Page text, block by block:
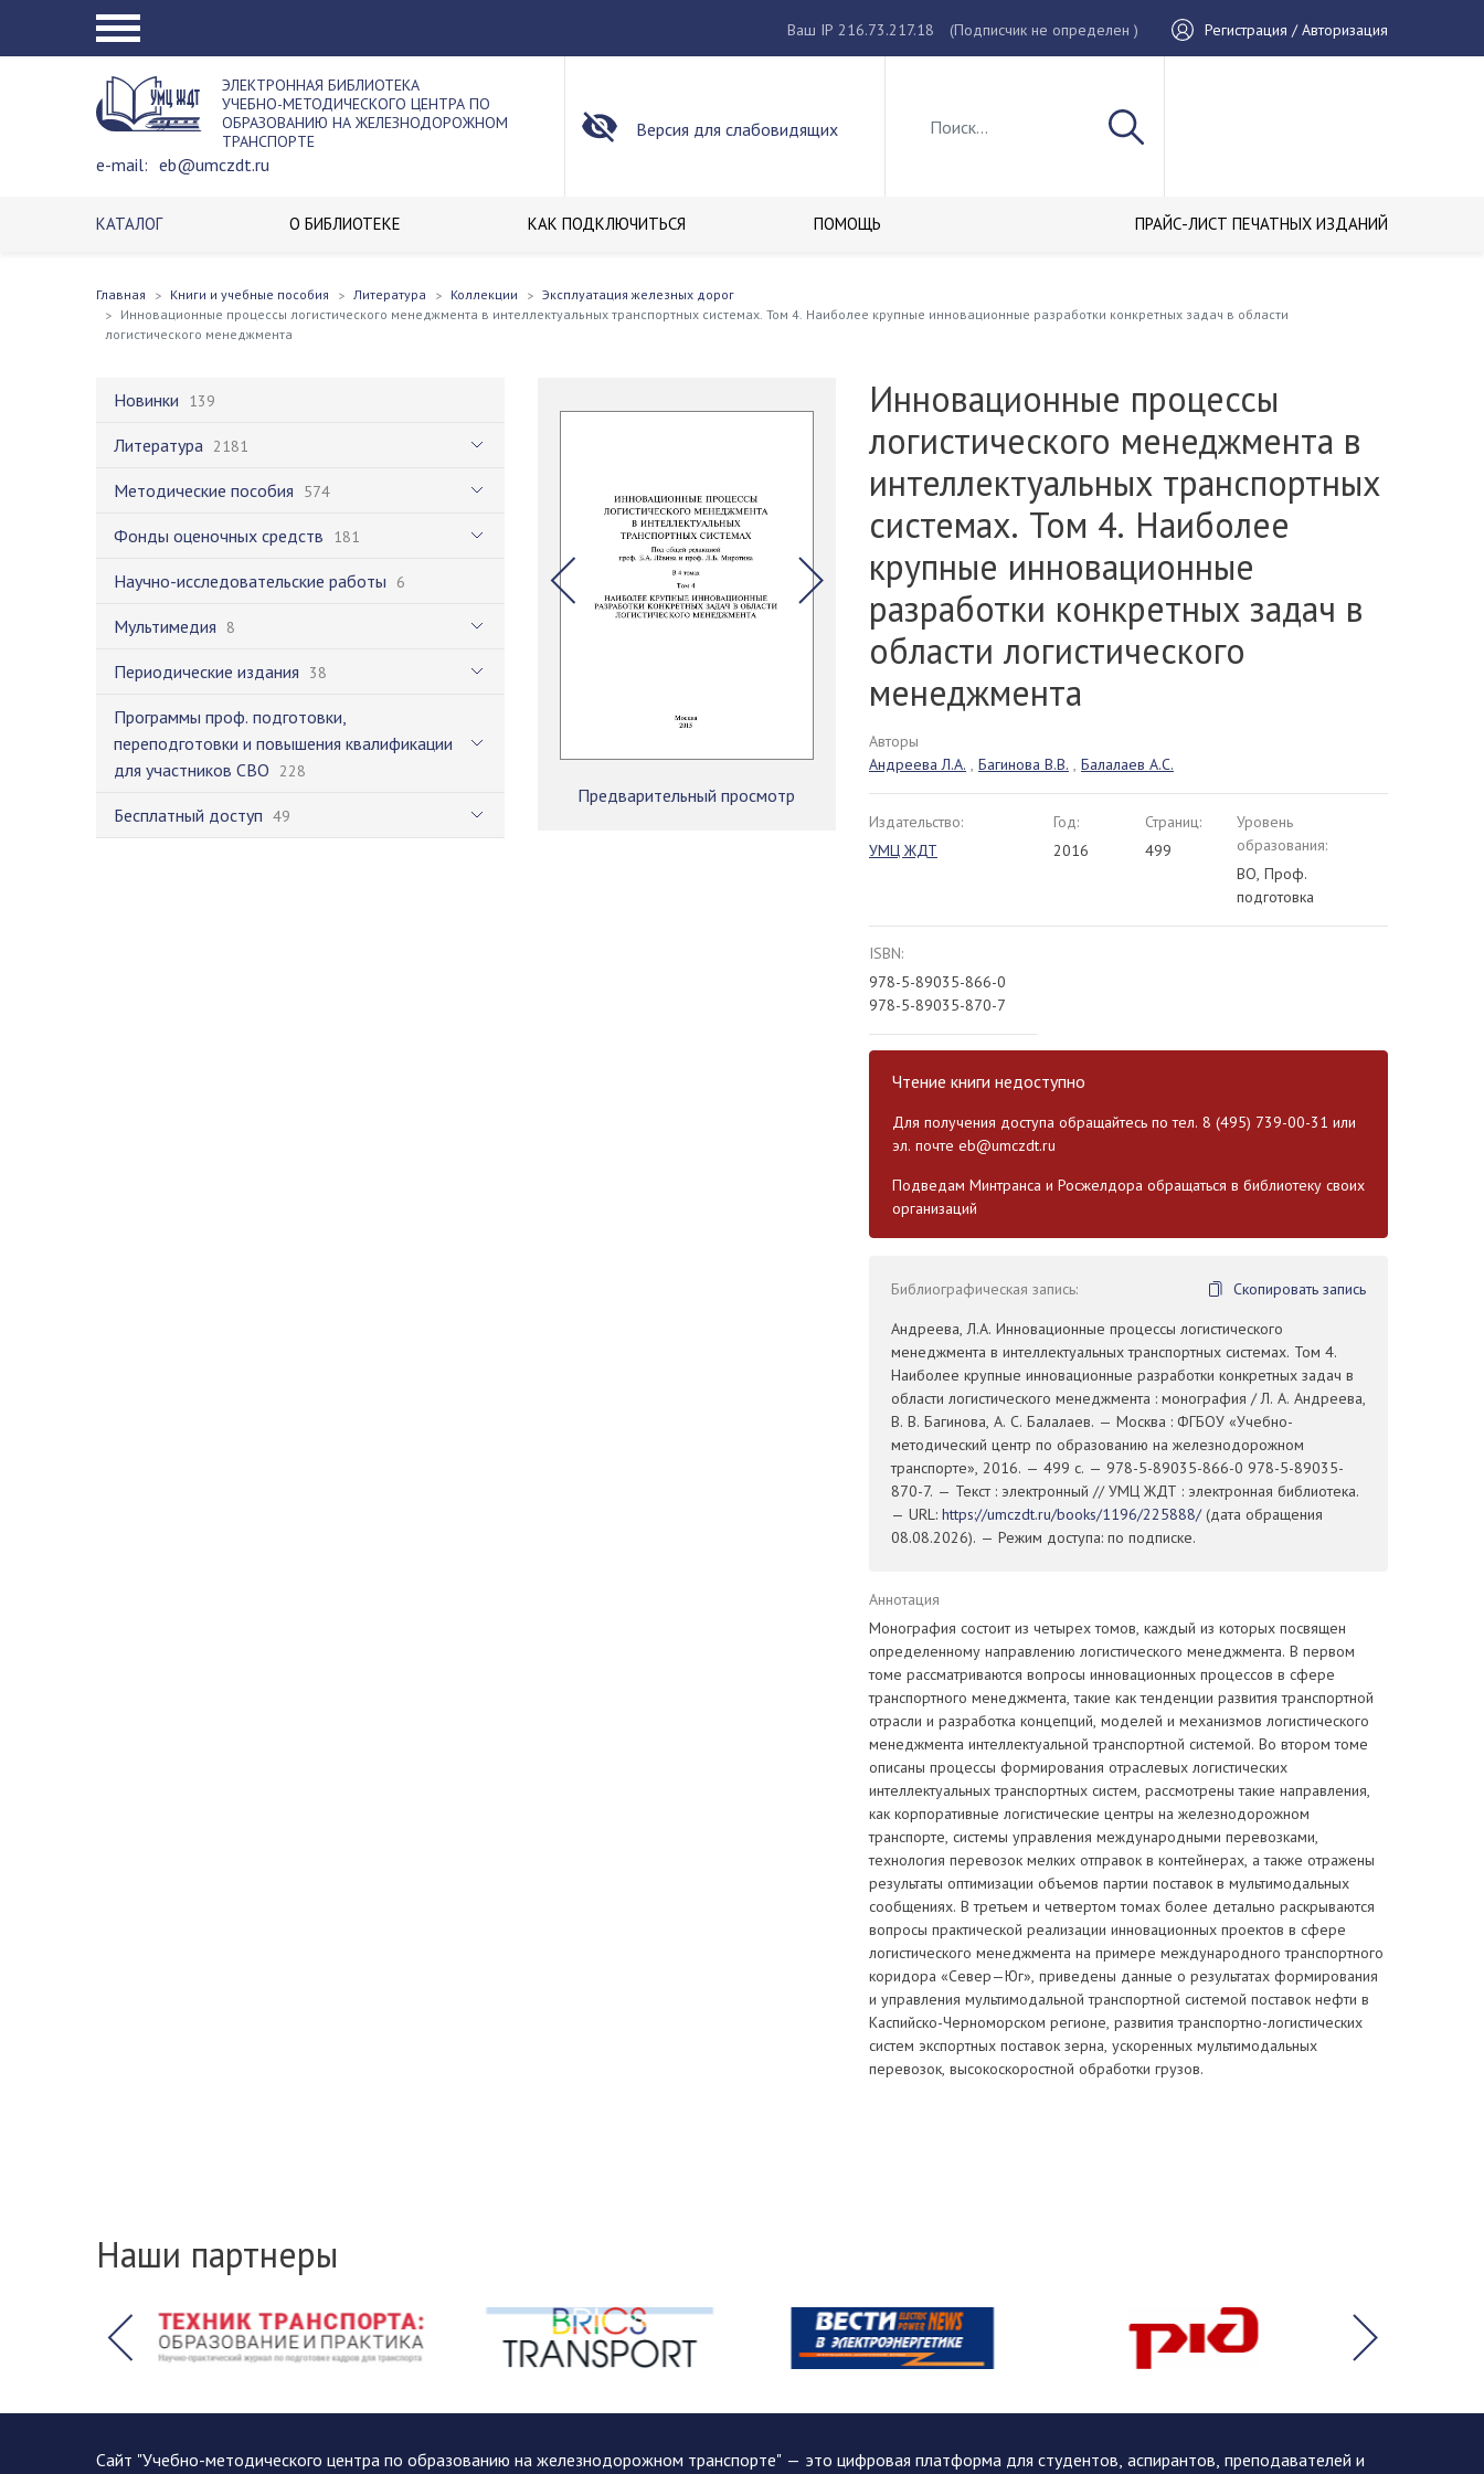
Ваш IP 216.73.217.18 (Подписчик не определен ) Регистрация / Авторизация
ЭЛЕКТРОННАЯ БИБЛИОТЕКА
УЧЕБНО-МЕТОДИЧЕСКОГО ЦЕНТРА ПО
ОБРАЗОВАНИЮ НА ЖЕЛЕЗНОДОРОЖНОМ
ТРАНСПОРТЕ
e-mail: eb@umczdt.ru
Версия для слабовидящих
КАТАЛОГ О БИБЛИОТЕКЕ КАК ПОДКЛЮЧИТЬСЯ ПОМОЩЬ ПРАЙС-ЛИСТ ПЕЧАТНЫХ ИЗДАНИЙ
Главная Книги и учебные пособия Литература Коллекции
Эксплуатация железных дорог
Инновационные процессы логистического менеджмента в интеллектуальных транспортных системах. Том 4. Наиболее крупные инновационные разработки конкретных задач в области
логистического менеджмента
Новинки 139
Литература 2181
Методические пособия 574
Фонды оценочных средств 181
Научно-исследовательские работы 6
Мультимедия 8
Периодические издания 38
Программы проф. подготовки,
переподготовки и повышения квалификации
для участников СВО 228
Бесплатный доступ 49
Предварительный просмотр
Инновационные процессы
логистического менеджмента в
интеллектуальных транспортных
системах. Том 4. Наиболее
крупные инновационные
разработки конкретных задач в
области логистического
менеджмента
Авторы
Андреева Л.А. , Багинова В.В. , Балалаев А.С.
Издательство:
УМЦ ЖДТ
Год:
2016
Страниц:
499
Уровень
образования:
ВО, Проф.
подготовка
ISBN:
978-5-89035-866-0
978-5-89035-870-7
Чтение книги недоступно
Для получения доступа обращайтесь по тел. 8 (495) 739-00-31 или
эл. почте eb@umczdt.ru
Подведам Минтранса и Росжелдора обращаться в библиотеку своих
организаций
Библиографическая запись:
Скопировать запись
Андреева, Л.А. Инновационные процессы логистического
менеджмента в интеллектуальных транспортных системах. Том 4.
Наиболее крупные инновационные разработки конкретных задач в
области логистического менеджмента : монография / Л. А. Андреева,
В. В. Багинова, А. С. Балалаев. — Москва : ФГБОУ «Учебно-
методический центр по образованию на железнодорожном
транспорте», 2016. — 499 с. — 978-5-89035-866-0 978-5-89035-
870-7. — Текст : электронный // УМЦ ЖДТ : электронная библиотека.
— URL: https://umczdt.ru/books/1196/225888/(дата обращения
08.08.2026). — Режим доступа: по подписке.
Аннотация
Монография состоит из четырех томов, каждый из которых посвящен
определенному направлению логистического менеджмента. В первом
томе рассматриваются вопросы инновационных процессов в сфере
транспортного менеджмента, такие как тенденции развития транспортной
отрасли и разработка концепций, моделей и механизмов логистического
менеджмента интеллектуальной транспортной системой. Во втором томе
описаны процессы формирования отраслевых логистических
интеллектуальных транспортных систем, рассмотрены такие направления,
как корпоративные логистические центры на железнодорожном
транспорте, системы управления международными перевозками,
технология перевозок мелких отправок в контейнерах, а также отражены
результаты оптимизации объемов партии поставок в мультимодальных
сообщениях. В третьем и четвертом томах более детально раскрываются
вопросы практической реализации инновационных проектов в сфере
логистического менеджмента на примере международного транспортного
коридора «Север—Юг», приведены данные о результатах формирования
и управления мультимодальной транспортной системой поставок нефти в
Каспийско-Черноморском регионе, развития транспортно-логистических
систем экспортных поставок зерна, ускоренных мультимодальных
перевозок, высокоскоростной обработки грузов.
Наши партнеры
Сайт "Учебно-методического центра по образованию на железнодорожном транспорте" — это цифровая платформа для студентов, аспирантов, преподавателей и